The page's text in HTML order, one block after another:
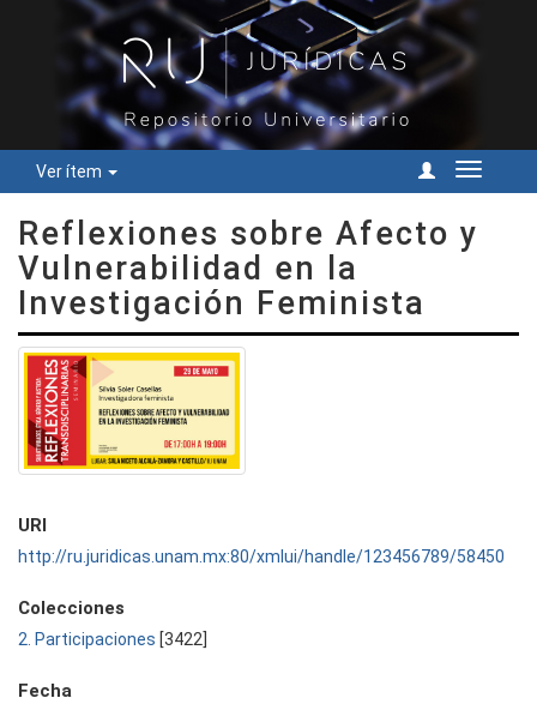
Ver ítem
Cambiar
Reflexiones sobre Afecto y
Vulnerabilidad en la
Investigación Feminista
URI
http://ru.juridicas.unam.mx:80/xmlui/handle/123456789/58450
Colecciones
2. Participaciones [3422]
Fecha